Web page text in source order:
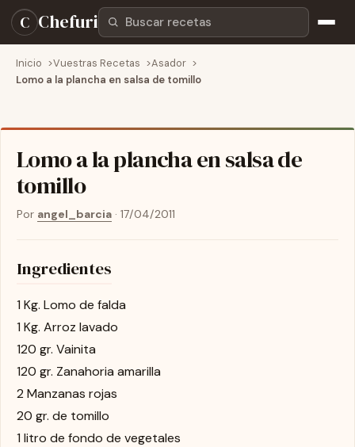
C ChefuriBuscar recetas
Inicio Vuestras Recetas
Asador
Lomo a la plancha en salsa de tomillo
Lomo a la plancha en salsa de
tomillo
Por angel_barcia · 17/04/2011
Ingredientes
1 Kg. Lomo de falda
1 Kg. Arroz lavado
120 gr. Vainita
120 gr. Zanahoria amarilla
2 Manzanas rojas
20 gr. de tomillo
1 litro de fondo de vegetales